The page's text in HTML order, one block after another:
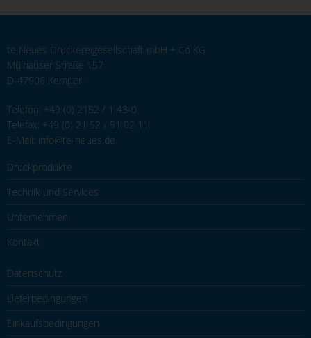
te Neues Druckereigesellschaft mbH + Co KG
Mülhauser Straße 157
D-47906 Kempen
Telefon: +49 (0) 2152 / 1 43-0
Telefax: +49 (0) 21 52 / 51 02 11
E-Mail: info@te-neues.de
Druckprodukte
Technik und Services
Unternehmen
Kontakt
Datenschutz
Lieferbedingungen
Einkaufsbedingungen